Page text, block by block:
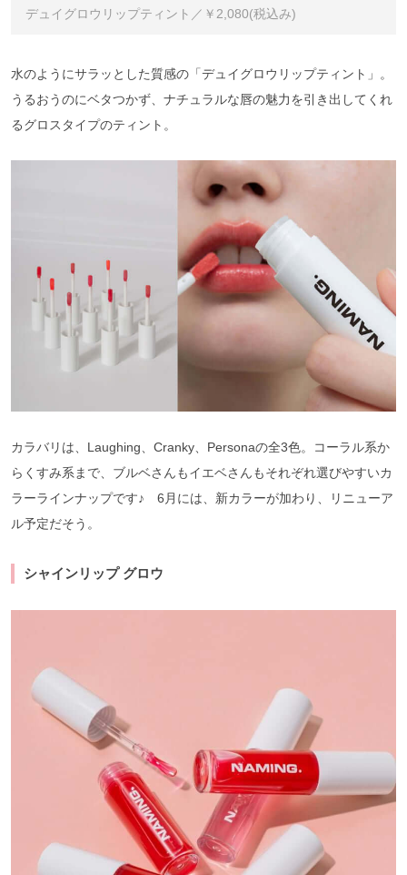
デュイグロウリップティント／￥2,080(税込み)
水のようにサラッとした質感の「デュイグロウリップティント」。
うるおうのにベタつかず、ナチュラルな唇の魅力を引き出してくれ
るグロスタイプのティント。
カラバリは、Laughing、Cranky、Personaの全3色。コーラル系か
らくすみ系まで、ブルベさんもイエベさんもそれぞれ選びやすいカ
ラーラインナップです♪ 6月には、新カラーが加わり、リニューア
ル予定だそう。
シャインリップ グロウ